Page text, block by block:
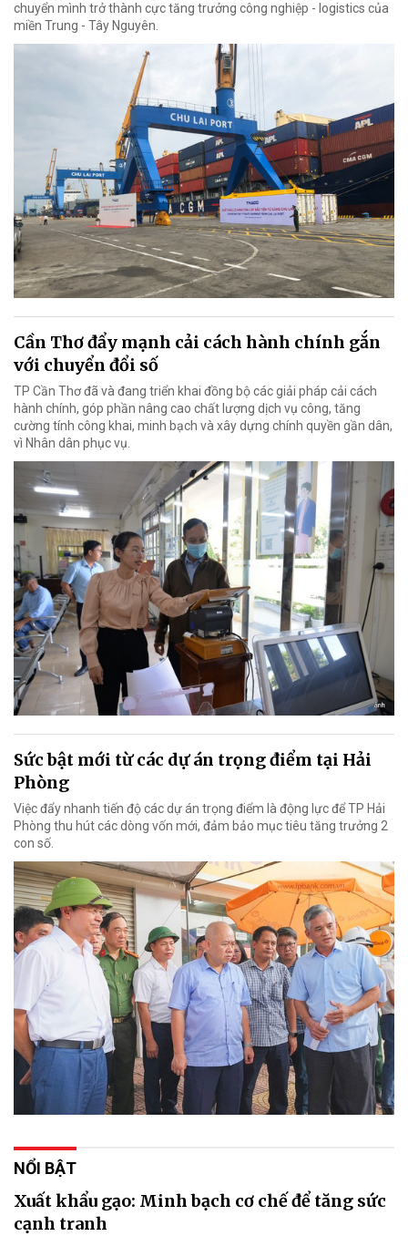
chuyển mình trở thành cực tăng trưởng công nghiệp - logistics của
miền Trung - Tây Nguyên.
Cần Thơ đẩy mạnh cải cách hành chính gắn
với chuyển đổi số
TP Cần Thơ đã và đang triển khai đồng bộ các giải pháp cải cách
hành chính, góp phần nâng cao chất lượng dịch vụ công, tăng
cường tính công khai, minh bạch và xây dựng chính quyền gần dân,
vì Nhân dân phục vụ.
Sức bật mới từ các dự án trọng điểm tại Hải
Phòng
Việc đẩy nhanh tiến độ các dự án trọng điểm là động lực để TP Hải
Phòng thu hút các dòng vốn mới, đảm bảo mục tiêu tăng trưởng 2
con số.
NỔI BẬT
Xuất khẩu gạo: Minh bạch cơ chế để tăng sức
cạnh tranh